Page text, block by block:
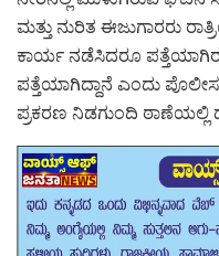
ಮತ್ತು ನುರಿತ ಈಜುಗಾರರು
ಕಾರ್ಯ ನಡೆಸಿದರೂ
ಪತ್ತೆಯಾಗಿದ್ದಾನೆ ಎಂದು
ಪ್ರಕರಣ ನಿಡಗುಂದಿ ಠಾಣೆಯಲ್ಲಿ